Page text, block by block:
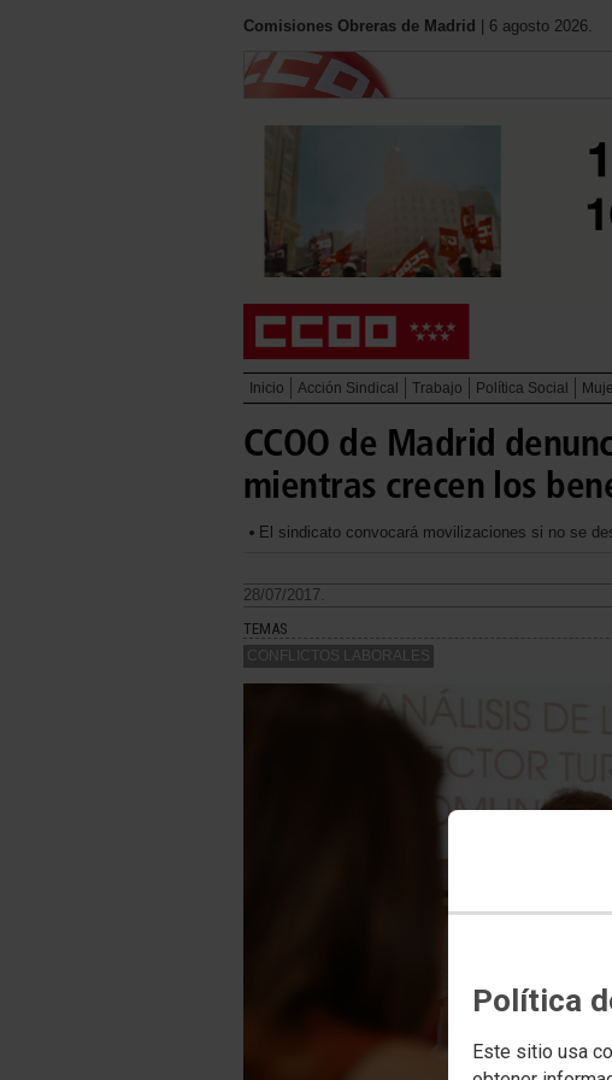
Política
Este sitio usa
Comisiones Obreras de Madrid | 6 agosto 2026.
Inicio Acción Sindical Trabajo Política Social
CCOO de Madrid
mientras crecen los
El sindicato convocará movilizaciones si no se
28/07/2017.
TEMAS
CONFLICTOS LABORALES